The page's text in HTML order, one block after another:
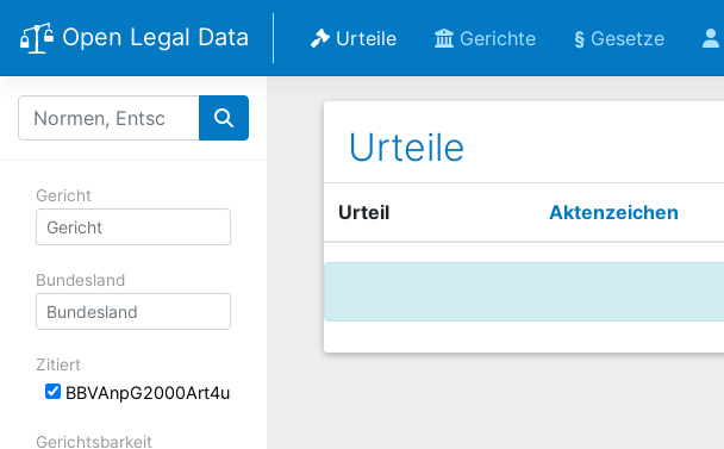
Open Legal Data Urteile Gerichte § Gesetze
Gericht
Bundesland
Zitiert
BBVAnpG2000Art4uaBek Anlage 21 (Anlage VIII des BBesG)
Gerichtsbarkeit
Urteile
Urteil Aktenzeichen